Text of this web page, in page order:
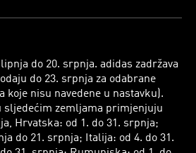
do 20. srpnja. adidas zadržava
do 23. srpnja za odabrane
koje nisu navedene u nastavku).
sljedećim zemljama primjenjuju
Hrvatska: od 1. do 31. srpnja;
do 21. srpnja; Italija: od 4. do 31.